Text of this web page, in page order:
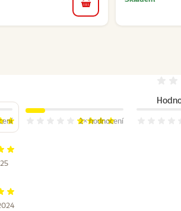
do košíku
hodnocení: 8Hodnocení 80%, počet hodnocení: 2
2×hodnocení Hodnocení